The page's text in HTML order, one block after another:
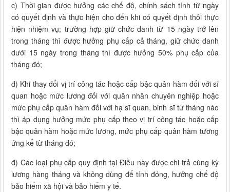
c) Thời gian được hưởng các chế độ, chính sách tính từ ngày
có quyết định và thực hiện cho đến khi có quyết định thôi thực
hiện nhiệm vụ; trường hợp giữ chức danh từ 15 ngày trở lên
trong tháng thì được hưởng phụ cấp cả tháng, giữ chức danh
dưới 15 ngày trong tháng thì được hưởng 50% phụ cấp của
tháng đó;
d) Khi thay đổi vị trí công tác hoặc cấp bậc quân hàm đối với sĩ
quan hoặc mức lương đối với quân nhân chuyên nghiệp hoặc
mức phụ cấp quân hàm đối với hạ sĩ quan, binh sĩ từ tháng nào
thì áp dụng hưởng mức phụ cấp theo vị trí công tác hoặc cấp
bậc quân hàm hoặc mức lương, mức phụ cấp quân hàm tương
ứng kể từ tháng đó;
đ) Các loại phụ cấp quy định tại Điều này được chi trả cùng kỳ
lương hàng tháng và không dùng để tính đóng, hưởng chế độ
bảo hiểm xã hội và bảo hiểm y tế.